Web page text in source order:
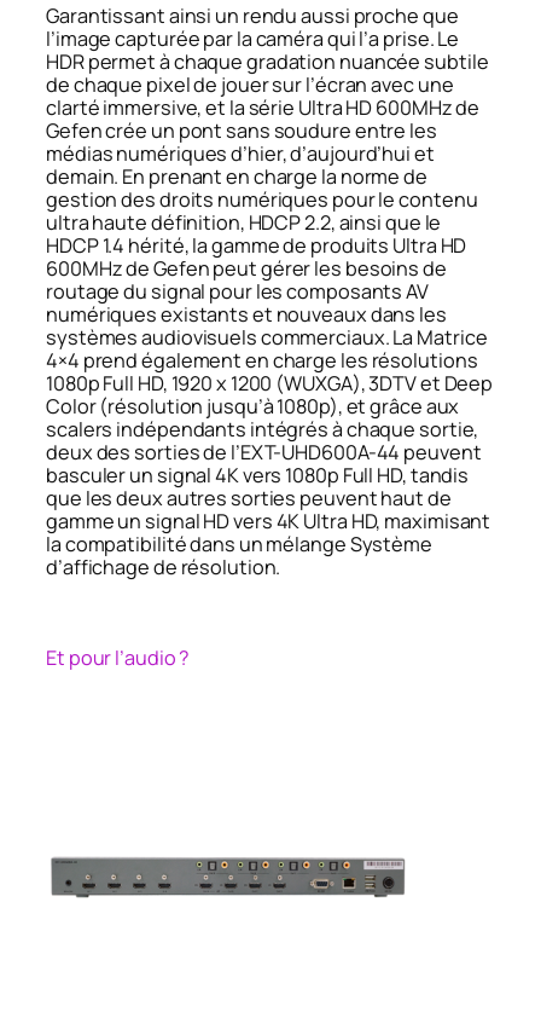
Garantissant ainsi un rendu aussi proche que
l’image capturée par la caméra qui l’a prise. Le
HDR permet à chaque gradation nuancée subtile
de chaque pixel de jouer sur l’écran avec une
clarté immersive, et la série Ultra HD 600MHz de
Gefen crée un pont sans soudure entre les
médias numériques d’hier, d’aujourd’hui et
demain. En prenant en charge la norme de
gestion des droits numériques pour le contenu
ultra haute définition, HDCP 2.2, ainsi que le
HDCP 1.4 hérité, la gamme de produits Ultra HD
600MHz de Gefen peut gérer les besoins de
routage du signal pour les composants AV
numériques existants et nouveaux dans les
systèmes audiovisuels commerciaux. La Matrice
4×4 prend également en charge les résolutions
1080p Full HD, 1920 x 1200 (WUXGA), 3DTV et Deep
Color (résolution jusqu’à 1080p), et grâce aux
scalers indépendants intégrés à chaque sortie,
deux des sorties de l’EXT-UHD600A-44 peuvent
basculer un signal 4K vers 1080p Full HD, tandis
que les deux autres sorties peuvent haut de
gamme un signal HD vers 4K Ultra HD, maximisant
la compatibilité dans un mélange Système
d’affichage de résolution.
Et pour l’audio ?